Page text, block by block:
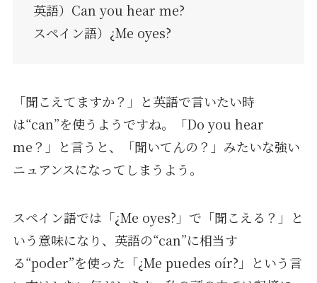
英語）Can you hear me?
スペイン語）¿Me oyes?
「聞こえてますか？」と英語で言いたい時
は“can”を使うようですね。「Do you hear
me？」と言うと、「聞いてんの？」みたいな強い
ニュアンスになってしまうよう。
スペイン語では「¿Me oyes?」で「聞こえる？」と
いう意味になり、英語の“can”に相当す
る“poder”を使った「¿Me puedes oír?」という言